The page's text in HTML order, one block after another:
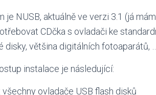
je NUSB, aktuálně ve verzi 3.1 (já
CDčka s ovladači ke
disky, většina digitálních fotoaparátů,
instalace je následující:
ovladače USB flash disků